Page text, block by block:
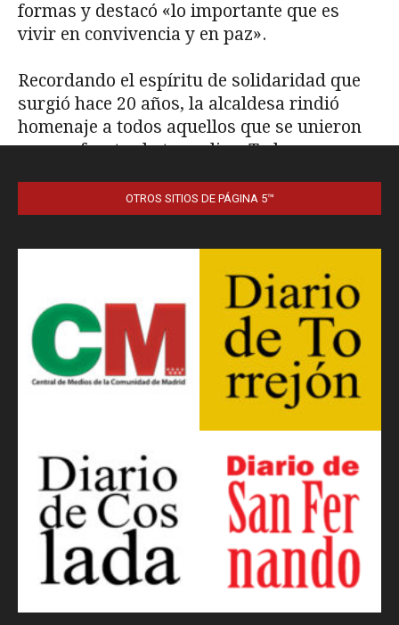
OTROS SITIOS DE PÁGINA 5™